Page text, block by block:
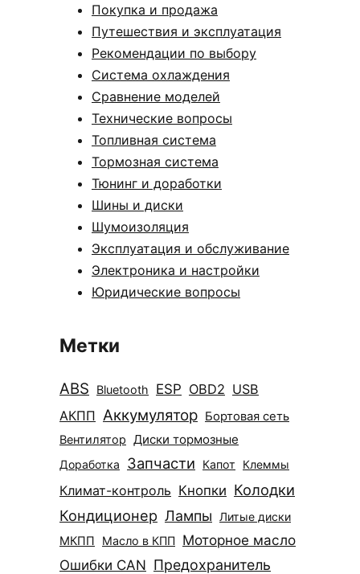
Покупка и продажа
Путешествия и эксплуатация
Рекомендации по выбору
Система охлаждения
Сравнение моделей
Технические вопросы
Топливная система
Тормозная система
Тюнинг и доработки
Шины и диски
Шумоизоляция
Эксплуатация и обслуживание
Электроника и настройки
Юридические вопросы
Метки
ABS Bluetooth ESP OBD2 USB
АКПП Аккумулятор Бортовая сеть
Вентилятор Диски тормозные
Доработка Запчасти Капот Клеммы
Климат-контроль Кнопки Колодки
Кондиционер Лампы Литые диски
МКПП Масло в КПП
Моторное масло
Ошибки CAN Предохранитель